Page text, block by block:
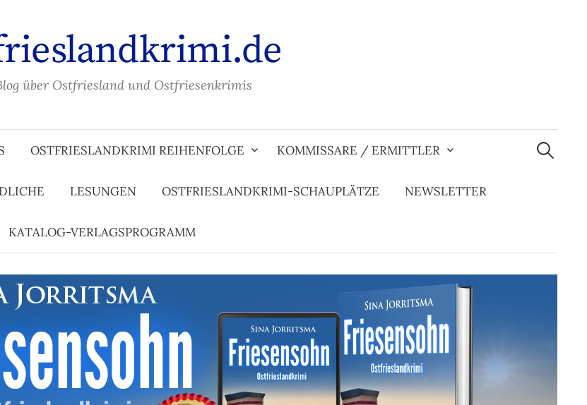
über Ostfriesland und Ostfriesenkrimis
OSTFRIESLANDKRIMI REIHENFOLGE KOMMISSARE / ERMITTLER
LESUNGEN OSTFRIESLANDKRIMI-SCHAUPLÄTZE NEWSLETTER
KATALOG-VERLAGSPROGRAMM
Suchen
nach: